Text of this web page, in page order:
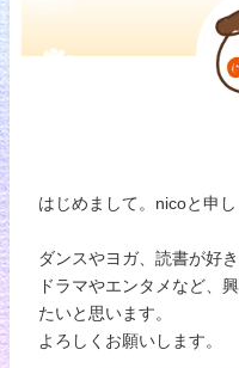
はじめまして。nicoと申し
ダンスやヨガ、読書が好き
ドラマやエンタメなど、
たいと思います。
よろしくお願いします。